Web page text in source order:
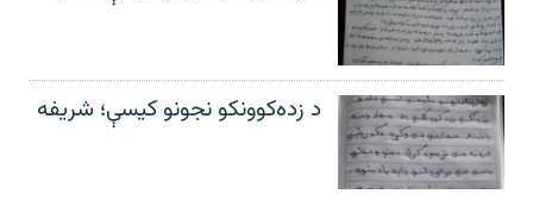
د زده‌کوونکو نجونو کیسې؛ شریفه